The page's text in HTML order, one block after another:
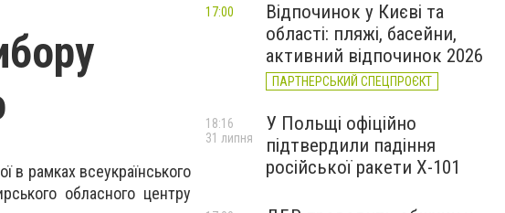
в рамках всеукраїнського
обласного центру
Відпочинок у Києві та
області: пляжі, басейни,
активний відпочинок 2026
ПАРТНЕРСЬКИЙ СПЕЦПРОЄКТ
17:00
У Польщі офіційно
підтвердили падіння
російської ракети Х-101
18:16
31 липня